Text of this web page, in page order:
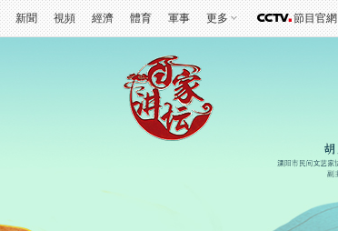
新聞 視頻 經濟 體育 軍事 更多 節目官網